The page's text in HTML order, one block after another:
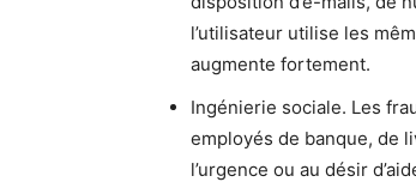
l’utilisateur utilise les
augmente fortement.
Ingénierie sociale. Les
employés de banque, de
l’urgence ou au désir